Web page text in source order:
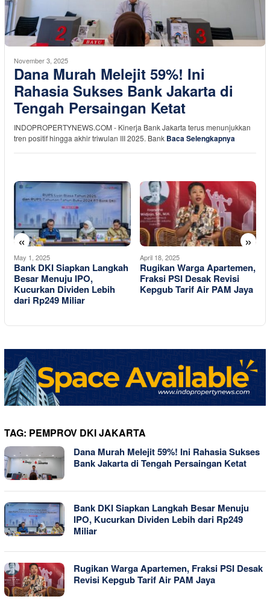
November 3, 2025
Dana Murah Melejit 59%! Ini
Rahasia Sukses Bank Jakarta di
Tengah Persaingan Ketat
INDOPROPERTYNEWS.COM - Kinerja Bank Jakarta terus menunjukkan
tren positif hingga akhir triwulan III 2025. Bank Baca Selengkapnya
« »
May 1, 2025
Bank DKI Siapkan Langkah
Besar Menuju IPO,
Kucurkan Dividen Lebih
dari Rp249 Miliar
April 18, 2025
Rugikan Warga Apartemen,
Fraksi PSI Desak Revisi
Kepgub Tarif Air PAM Jaya
TAG: PEMPROV DKI JAKARTA
Dana Murah Melejit 59%! Ini Rahasia Sukses
Bank Jakarta di Tengah Persaingan Ketat
Bank DKI Siapkan Langkah Besar Menuju
IPO, Kucurkan Dividen Lebih dari Rp249
Miliar
Rugikan Warga Apartemen, Fraksi PSI Desak
Revisi Kepgub Tarif Air PAM Jaya